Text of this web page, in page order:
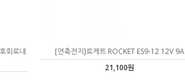
회로내
[연축전지]로케트 ROCKET ES9-12 12V 9A
21,100원